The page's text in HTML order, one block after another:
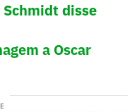
Schmidt disse
a Oscar